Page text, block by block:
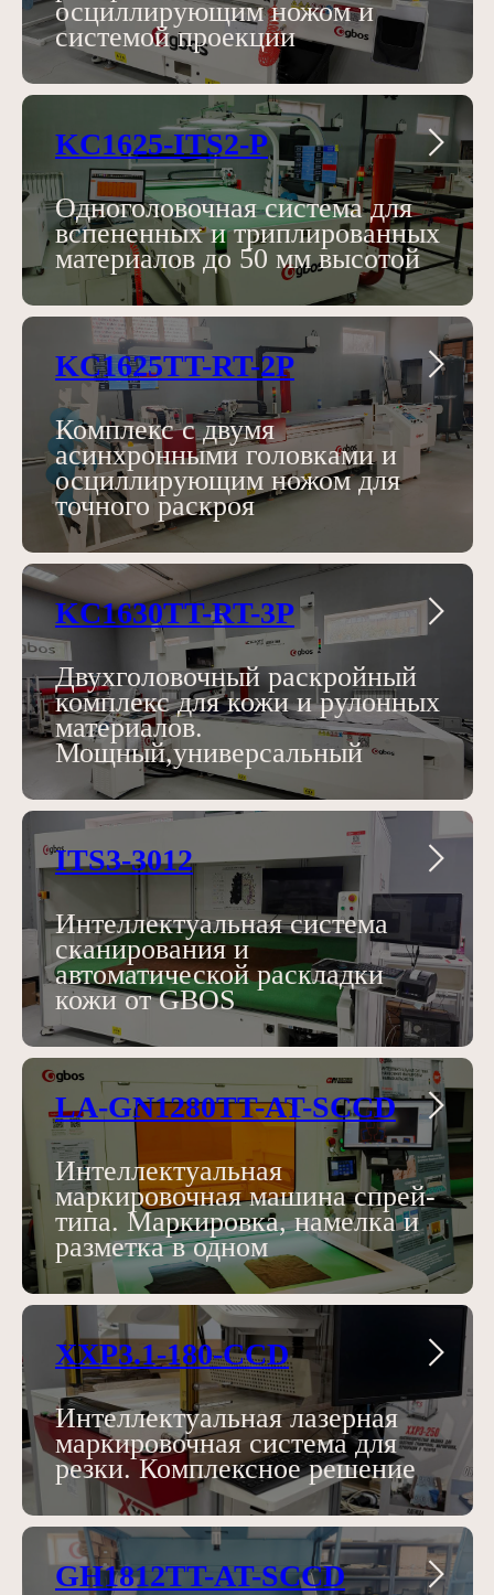
осциллирующим ножом и
системой проекции
KC1625-ITS2-P
Одноголовочная система для
вспененных и триплированных
материалов до 50 мм высотой
KC1625TT-RT-2P
Комплекс с двумя
асинхронными головками и
осциллирующим ножом для
точного раскроя
KC1630TT-RT-3P
Двухголовочный раскройный
комплекс для кожи и рулонных
материалов.
Мощный,универсальный
ITS3-3012
Интеллектуальная система
сканирования и
автоматической раскладки
кожи от GBOS
LA-GN1280TT-AT-SCCD
Интеллектуальная
маркировочная машина спрей-
типа. Маркировка, намелка и
разметка в одном
XXP3.1-180-CCD
Интеллектуальная лазерная
маркировочная система для
резки. Комплексное решение
GH1812TT-AT-SCCD